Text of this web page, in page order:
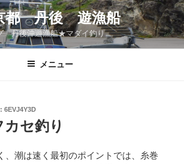
都 丹後 遊漁船
丹後沖遊漁船★マダイ釣り
メニュー
6EVJ4Y3D
セ釣り
、潮は速く最初のポイントでは、糸巻